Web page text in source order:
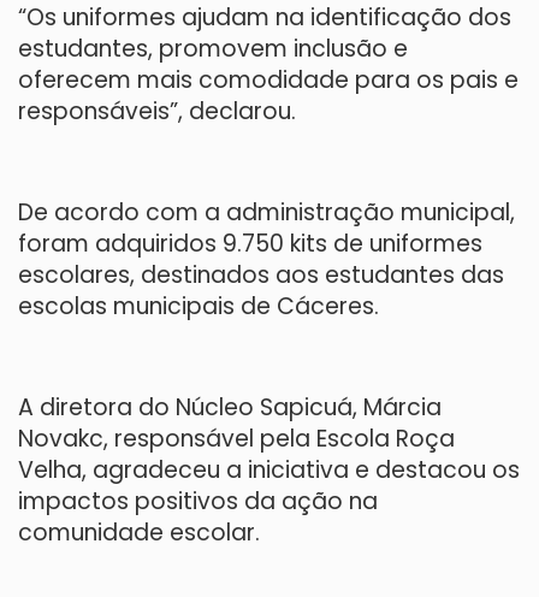
“Os uniformes ajudam na identificação dos
estudantes, promovem inclusão e
oferecem mais comodidade para os pais e
responsáveis”, declarou.
De acordo com a administração municipal,
foram adquiridos 9.750 kits de uniformes
escolares, destinados aos estudantes das
escolas municipais de Cáceres.
A diretora do Núcleo Sapicuá, Márcia
Novakc, responsável pela Escola Roça
Velha, agradeceu a iniciativa e destacou os
impactos positivos da ação na
comunidade escolar.